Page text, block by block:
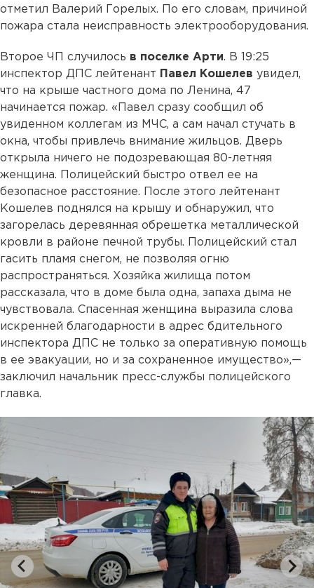
отметил Валерий Горелых. По его словам, причиной
пожара стала неисправность электрооборудования.
Второе ЧП случилось в поселке Арти. В 19:25
инспектор ДПС лейтенант
Павел Кошелев увидел,
что на крыше частного дома по Ленина, 47
начинается пожар. «Павел сразу сообщил об
увиденном коллегам из МЧС, а сам начал стучать в
окна, чтобы привлечь внимание жильцов. Дверь
открыла ничего не подозревающая 80-летняя
женщина. Полицейский быстро отвел ее на
безопасное расстояние. После этого лейтенант
Кошелев поднялся на крышу и обнаружил, что
загорелась деревянная обрешетка металлической
кровли в районе печной трубы. Полицейский стал
гасить пламя снегом, не позволяя огню
распространяться. Хозяйка жилища потом
рассказала, что в доме была одна, запаха дыма не
чувствовала. Спасенная женщина выразила слова
искренней благодарности в адрес бдительного
инспектора ДПС не только за оперативную помощь
в ее эвакуации, но и за сохраненное имущество»,—
заключил начальник пресс-службы полицейского
главка.